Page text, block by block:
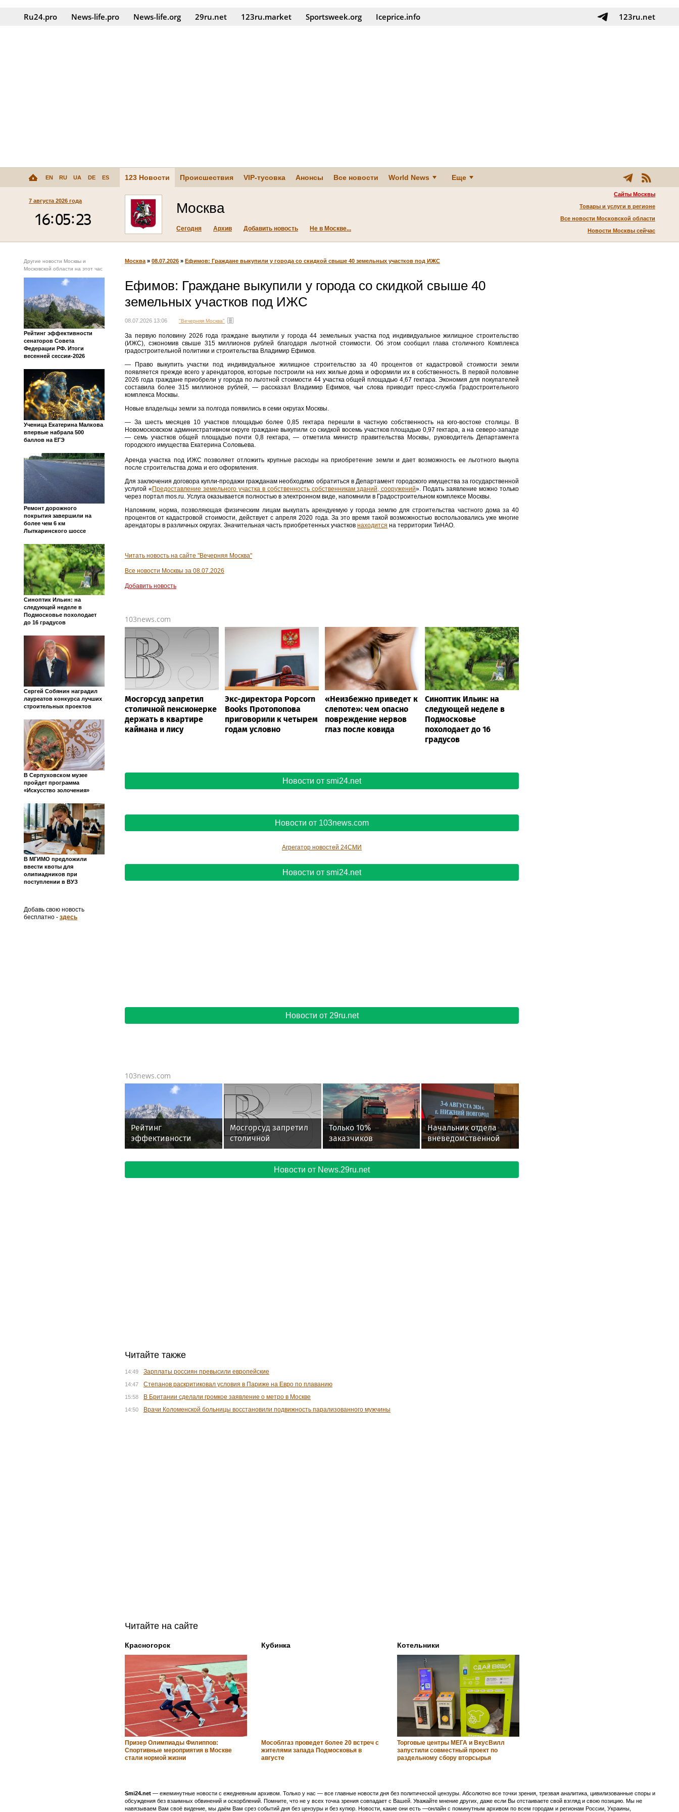
Ru24.pro News‑life.pro News‑life.org 29ru.net 123ru.market Sportsweek.org Iceprice.info 123ru.net
EN RU UA DE ES 123 Новости Происшествия VIP-тусовка Анонсы Все новости World News Еще
7 августа 2026 года
Сайты Москвы
Товары и услуги в регионе
Все новости Московской области
Новости Москвы сейчас
Москва
Сегодня Архив Добавить новость Не в Москве...
Другие новости Москвы и
Московской области на этот час
Рейтинг эффективности
сенаторов Совета
Федерации РФ. Итоги
весенней сессии-2026
Ученица Екатерина Малкова
впервые набрала 500
баллов на ЕГЭ
Ремонт дорожного
покрытия завершили на
более чем 6 км
Лыткаринского шоссе
Синоптик Ильин: на
следующей неделе в
Подмосковье похолодает
до 16 градусов
Сергей Собянин наградил
лауреатов конкурса лучших
строительных проектов
В Серпуховском музее
пройдет программа
«Искусство золочения»
В МГИМО предложили
ввести квоты для
олипиадников при
поступлении в ВУЗ
Добавь свою новость
бесплатно - здесь
Москва » 08.07.2026 » Ефимов: Граждане выкупили у города со скидкой свыше 40 земельных участков под ИЖС
Ефимов: Граждане выкупили у города со скидкой свыше 40
земельных участков под ИЖС
08.07.2026 13:06 "Вечерняя Москва"
За первую половину 2026 года граждане выкупили у города 44 земельных участка под индивидуальное жилищное строительство
(ИЖС), сэкономив свыше 315 миллионов рублей благодаря льготной стоимости. Об этом сообщил глава столичного Комплекса
градостроительной политики и строительства Владимир Ефимов.
— Право выкупить участки под индивидуальное жилищное строительство за 40 процентов от кадастровой стоимости земли
появляется прежде всего у арендаторов, которые построили на них жилые дома и оформили их в собственность. В первой половине
2026 года граждане приобрели у города по льготной стоимости 44 участка общей площадью 4,67 гектара. Экономия для покупателей
составила более 315 миллионов рублей, — рассказал Владимир Ефимов, чьи слова приводит пресс-служба Градостроительного
комплекса Москвы.
Новые владельцы земли за полгода появились в семи округах Москвы.
— За шесть месяцев 10 участков площадью более 0,85 гектара перешли в частную собственность на юго-востоке столицы. В
Новомосковском административном округе граждане выкупили со скидкой восемь участков площадью 0,97 гектара, а на северо-западе
— семь участков общей площадью почти 0,8 гектара, — отметила министр правительства Москвы, руководитель Департамента
городского имущества Екатерина Соловьева.
Аренда участка под ИЖС позволяет отложить крупные расходы на приобретение земли и дает возможность ее льготного выкупа
после строительства дома и его оформления.
Для заключения договора купли-продажи гражданам необходимо обратиться в Департамент городского имущества за государственной
услугой « Предоставление земельного участка в собственность собственникам зданий, сооружений». Подать заявление можно только
через портал mos.ru. Услуга оказывается полностью в электронном виде, напомнили в Градостроительном комплексе Москвы.
Напомним, норма, позволяющая физическим лицам выкупать арендуемую у города землю для строительства частного дома за 40
процентов от кадастровой стоимости, действует с апреля 2020 года. За это время такой возможностью воспользовались уже многие
арендаторы в различных округах. Значительная часть приобретенных участков находится на территории ТиНАО.
Читать новость на сайте "Вечерняя Москва"
Все новости Москвы за 08.07.2026
Добавить новость
103news.com
Мосгорсуд запретил
столичной пенсионерке
держать в квартире
каймана и лису
Экс-директора Popcorn
Books Протопопова
приговорили к четырем
годам условно
«Неизбежно приведет к
слепоте»: чем опасно
повреждение нервов
глаз после ковида
Синоптик Ильин: на
следующей неделе в
Подмосковье
похолодает до 16
градусов
Новости от smi24.net
Новости от 103news.com
Агрегатор новостей 24СМИ
Новости от smi24.net
Новости от 29ru.net
103news.com
Рейтинг
эффективности
сенаторов Совета
Федерации РФ. Итоги
Мосгорсуд запретил
столичной
пенсионерке держать
в квартире каймана и
Только 10%
заказчиков
проверяют реальную
готовность
перевозчиков к
переходу на ЭДО –
Начальник отдела
вневедомственной
охраны Управления
Росгвардии по
принял участие во
Новости от News.29ru.net
Читайте также
14:49 Зарплаты россиян превысили европейские
14:47 Степанов раскритиковал условия в Париже на Евро по плаванию
15:58 В Британии сделали громкое заявление о метро в Москве
14:50 Врачи Коломенской больницы восстановили подвижность парализованного мужчины
Читайте на сайте
Красногорск
Призер Олимпиады Филиппов:
Спортивные мероприятия в Москве
стали нормой жизни
Кубинка
Мособлгаз проведет более 20 встреч с
жителями запада Подмосковья в
августе
Котельники
Торговые центры МЕГА и ВкусВилл
запустили совместный проект по
раздельному сбору вторсырья
Smi24.net — ежеминутные новости с ежедневным архивом. Только у нас — все главные новости дня без политической цензуры. Абсолютно все точки зрения, трезвая аналитика, цивилизованные споры и
обсуждения без взаимных обвинений и оскорблений. Помните, что не у всех точка зрения совпадает с Вашей. Уважайте мнение других, даже если Вы отстаиваете свой взгляд и свою позицию. Мы не
навязываем Вам своё видение, мы даём Вам срез событий дня без цензуры и без купюр. Новости, какие они есть —онлайн с поминутным архивом по всем городам и регионам России, Украины,